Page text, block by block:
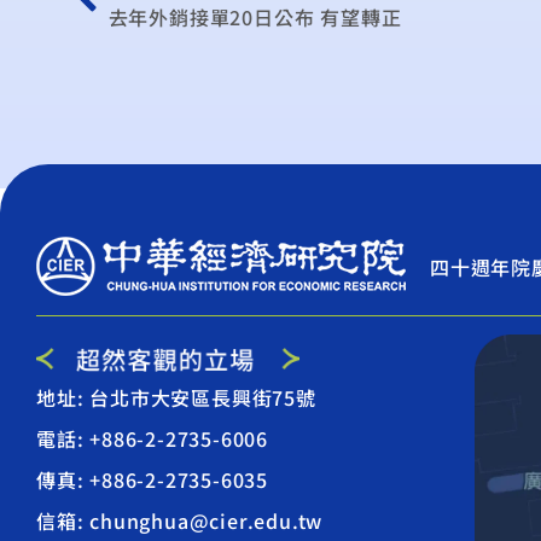
去年外銷接單20日公布 有望轉正
四十週年院
地址: 台北市大安區長興街75號
電話: +886-2-2735-6006
傳真: +886-2-2735-6035
信箱: chunghua@cier.edu.tw